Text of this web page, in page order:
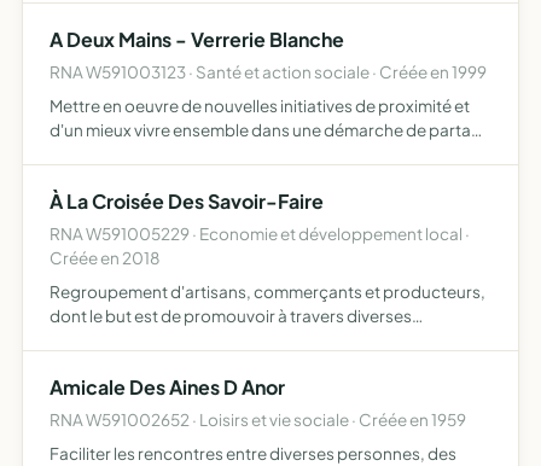
A Deux Mains - Verrerie Blanche
RNA W591003123 · Santé et action sociale · Créée en 1999
Mettre en oeuvre de nouvelles initiatives de proximité et
d'un mieux vivre ensemble dans une démarche de partage
À La Croisée Des Savoir-Faire
RNA W591005229 · Economie et développement local ·
Créée en 2018
Regroupement d'artisans, commerçants et producteurs,
dont le but est de promouvoir à travers diverses
Amicale Des Aines D Anor
RNA W591002652 · Loisirs et vie sociale · Créée en 1959
Faciliter les rencontres entre diverses personnes, des